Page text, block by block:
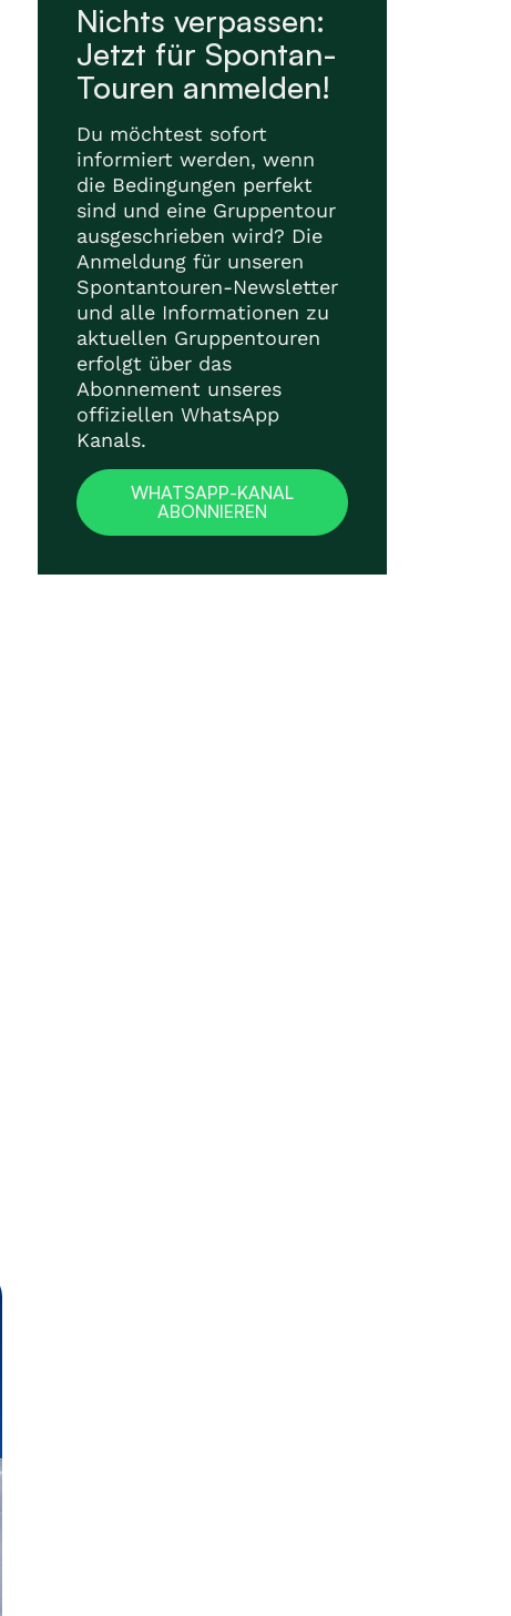
Nichts verpassen:
Jetzt für Spontan-
Touren anmelden!
Du möchtest sofort
informiert werden, wenn
die Bedingungen perfekt
sind und eine Gruppentour
ausgeschrieben wird? Die
Anmeldung für unseren
Spontantouren-Newsletter
und alle Informationen zu
aktuellen Gruppentouren
erfolgt über das
Abonnement unseres
offiziellen WhatsApp
Kanals.
WHATSAPP-KANAL
ABONNIEREN